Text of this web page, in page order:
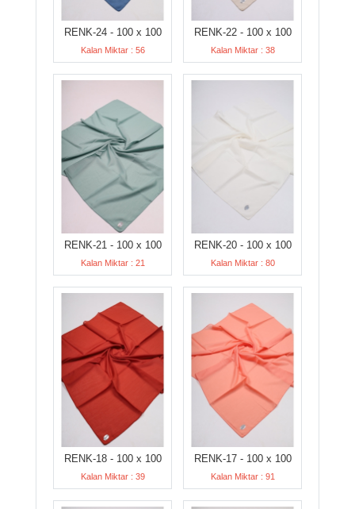
RENK-24 - 100 x 100
Kalan Miktar : 56
RENK-22 - 100 x 100
Kalan Miktar : 38
RENK-21 - 100 x 100
Kalan Miktar : 21
RENK-20 - 100 x 100
Kalan Miktar : 80
RENK-18 - 100 x 100
Kalan Miktar : 39
RENK-17 - 100 x 100
Kalan Miktar : 91